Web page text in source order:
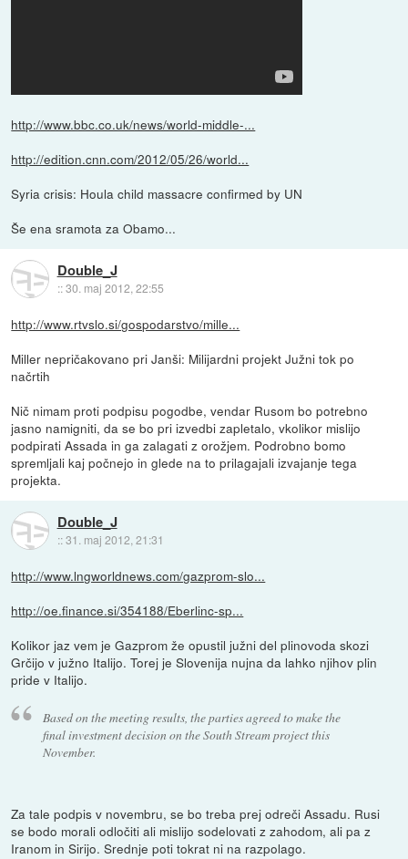
http://www.bbc.co.uk/news/world-middle-...
http://edition.cnn.com/2012/05/26/world...
Syria crisis: Houla child massacre confirmed by UN
Še ena sramota za Obamo...
Double_J
::30. maj 2012, 22:55
http://www.rtvslo.si/gospodarstvo/mille...
Miller nepričakovano pri Janši: Milijardni projekt Južni tok po
načrtih
Nič nimam proti podpisu pogodbe, vendar Rusom bo potrebno
jasno namigniti, da se bo pri izvedbi zapletalo, vkolikor mislijo
podpirati Assada in ga zalagati z orožjem. Podrobno bomo
spremljali kaj počnejo in glede na to prilagajali izvajanje tega
projekta.
Double_J
::31. maj 2012, 21:31
http://www.lngworldnews.com/gazprom-slo...
http://oe.finance.si/354188/Eberlinc-sp...
Kolikor jaz vem je Gazprom že opustil južni del plinovoda skozi
Grčijo v južno Italijo. Torej je Slovenija nujna da lahko njihov plin
pride v Italijo.
Based on the meeting results, the parties agreed to make the
final investment decision on the South Stream project this
November.
Za tale podpis v novembru, se bo treba prej odreči Assadu. Rusi
se bodo morali odločiti ali mislijo sodelovati z zahodom, ali pa z
Iranom in Sirijo. Srednje poti tokrat ni na razpolago.